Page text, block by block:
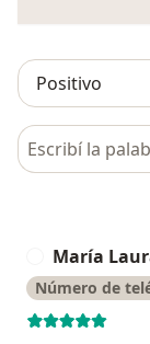
Busca en
María
Número de